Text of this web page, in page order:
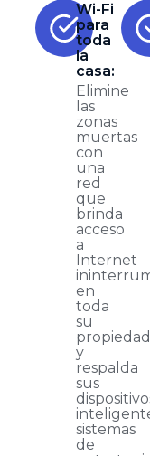
Wi-Fi
para
toda
la
casa:
Elimine
las
zonas
muertas
con
una
red
que
brinda
acceso
a
Internet
en
toda
su
propiedad
y
respalda
sus
sistemas
de